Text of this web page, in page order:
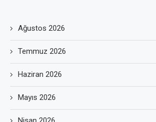
Ağustos 2026
Temmuz 2026
Haziran 2026
Mayıs 2026